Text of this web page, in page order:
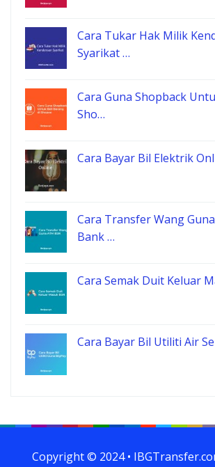
Cara Tukar Hak Milik
Syarikat …
Cara Guna Shopback
Sho…
Cara Bayar Bil Elektrik
Cara Transfer Wang
Bank …
Cara Semak Duit Keluar
Cara Bayar Bil Utiliti Air
Copyright © 2024 •